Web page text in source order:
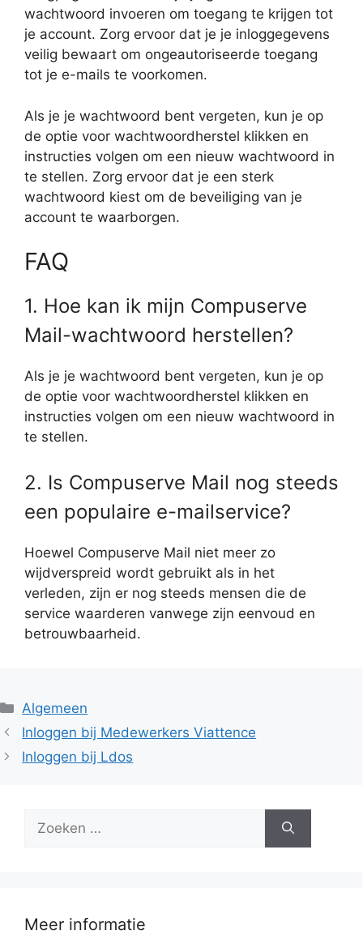
wachtwoord invoeren om toegang te krijgen tot
je account. Zorg ervoor dat je je inloggegevens
veilig bewaart om ongeautoriseerde toegang
tot je e-mails te voorkomen.
Als je je wachtwoord bent vergeten, kun je op
de optie voor wachtwoordherstel klikken en
instructies volgen om een nieuw wachtwoord in
te stellen. Zorg ervoor dat je een sterk
wachtwoord kiest om de beveiliging van je
account te waarborgen.
FAQ
1. Hoe kan ik mijn Compuserve
Mail-wachtwoord herstellen?
Als je je wachtwoord bent vergeten, kun je op
de optie voor wachtwoordherstel klikken en
instructies volgen om een nieuw wachtwoord in
te stellen.
2. Is Compuserve Mail nog steeds
een populaire e-mailservice?
Hoewel Compuserve Mail niet meer zo
wijdverspreid wordt gebruikt als in het
verleden, zijn er nog steeds mensen die de
service waarderen vanwege zijn eenvoud en
betrouwbaarheid.
Categorieën
Algemeen
Inloggen bij Medewerkers Viattence
Inloggen bij Ldos
naar:
Meer informatie